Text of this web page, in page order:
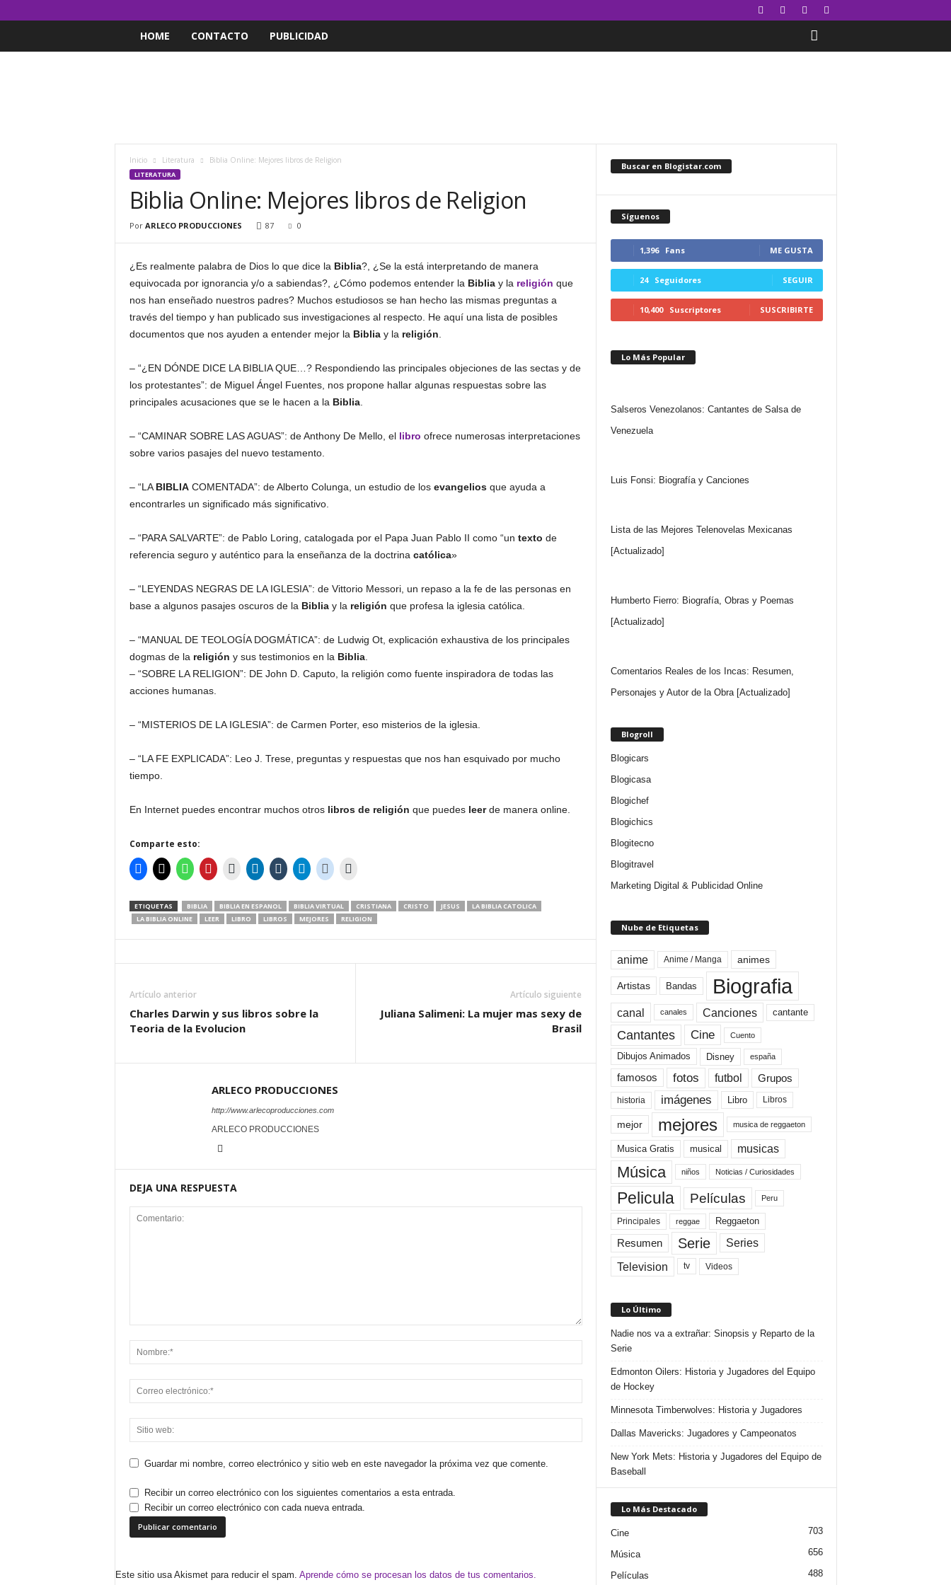
HOME CONTACTO PUBLICIDAD
Inicio Literatura Biblia Online: Mejores libros de Religion
LITERATURA
Biblia Online: Mejores libros de Religion
Por ARLECO PRODUCCIONES 87 0
¿Es realmente palabra de Dios lo que dice la Biblia?, ¿Se la está interpretando de manera
equivocada por ignorancia y/o a sabiendas?, ¿Cómo podemos entender la Bibliay la religión que
nos han enseñado nuestros padres? Muchos estudiosos se han hecho las mismas preguntas a
través del tiempo y han publicado sus investigaciones al respecto. He aquí una lista de posibles
documentos que nos ayuden a entender mejor la Bibliay la religión
– “¿EN DÓNDE DICE LA BIBLIA QUE…? Respondiendo las principales objeciones de las sectas y de
los protestantes”: de Miguel Ángel Fuentes, nos propone hallar algunas respuestas sobre las
principales acusaciones que se le hacen a la Biblia.
– “CAMINAR SOBRE LAS AGUAS”: de Anthony De Mello, el libro ofrece numerosas interpretaciones
sobre varios pasajes del nuevo testamento.
– “LA BIBLIACOMENTADA”: de Alberto Colunga, un estudio de los evangeliosque ayuda a
encontrarles un significado más significativo.
– “PARA SALVARTE”: de Pablo Loring, catalogada por el Papa Juan Pablo II como “un texto de
referencia seguro y auténtico para la enseñanza de la doctrina católica»
– “LEYENDAS NEGRAS DE LA IGLESIA”: de Vittorio Messori, un repaso a la fe de las personas en
base a algunos pasajes oscuros de la Bibliay la religión que profesa la iglesia católica.
– “MANUAL DE TEOLOGÍA DOGMÁTICA”: de Ludwig Ot, explicación exhaustiva de los principales
dogmas de la religión y sus testimonios en la Biblia.
– “SOBRE LA RELIGION”: DE John D. Caputo, la religión como fuente inspiradora de todas las
acciones humanas.
– “MISTERIOS DE LA IGLESIA”: de Carmen Porter, eso misterios de la iglesia.
– “LA FE EXPLICADA”: Leo J. Trese, preguntas y respuestas que nos han esquivado por mucho
tiempo.
En Internet puedes encontrar muchos otros libros de religión que puedes leerde manera online.
Comparte esto:
ETIQUETAS BIBLIA BIBLIA EN ESPANOL BIBLIA VIRTUAL CRISTIANA CRISTO JESUS
LA BIBLIA CATOLICA
LA BIBLIA ONLINE
LEER LIBRO LIBROS MEJORES RELIGION
Artículo anterior
Charles Darwin y sus libros sobre la
Teoria de la Evolucion
Artículo siguiente
Juliana Salimeni: La mujer mas sexy de
Brasil
ARLECO PRODUCCIONES
http://www.arlecoproducciones.com
ARLECO PRODUCCIONES
DEJA UNA RESPUESTA
Guardar mi nombre, correo electrónico y sitio web en este navegador la próxima vez que comente.
Recibir un correo electrónico con los siguientes comentarios a esta entrada.
Recibir un correo electrónico con cada nueva entrada.
Este sitio usa Akismet para reducir el spam. Aprende cómo se procesan los datos de tus comentarios.
Buscar en Blogistar.com
Síguenos
1,396 Fans ME GUSTA
24 Seguidores SEGUIR
10,400 Suscriptores SUSCRIBIRTE
Lo Más Popular
Salseros Venezolanos: Cantantes de Salsa de
Venezuela
Luis Fonsi: Biografía y Canciones
Lista de las Mejores Telenovelas Mexicanas
[Actualizado]
Humberto Fierro: Biografía, Obras y Poemas
[Actualizado]
Comentarios Reales de los Incas: Resumen,
Personajes y Autor de la Obra [Actualizado]
Blogroll
Blogicars
Blogicasa
Blogichef
Blogichics
Blogitecno
Blogitravel
Marketing Digital & Publicidad Online
Nube de Etiquetas
anime Anime / Manga animes
Artistas Bandas Biografia
canal canales Canciones cantante
Cantantes Cine Cuento
Dibujos Animados Disney españa
famosos fotos futbol Grupos
historia imágenes Libro Libros
mejor mejores musica de reggaeton
Musica Gratis musical musicas
Música niños Noticias / Curiosidades
Pelicula Películas Peru
Principales reggae Reggaeton
Resumen Serie Series
Television tv Videos
Lo Último
Nadie nos va a extrañar: Sinopsis y Reparto de la
Serie
Edmonton Oilers: Historia y Jugadores del Equipo
de Hockey
Minnesota Timberwolves: Historia y Jugadores
Dallas Mavericks: Jugadores y Campeonatos
New York Mets: Historia y Jugadores del Equipo de
Baseball
Lo Más Destacado
Cine 703
Música 656
Películas 488